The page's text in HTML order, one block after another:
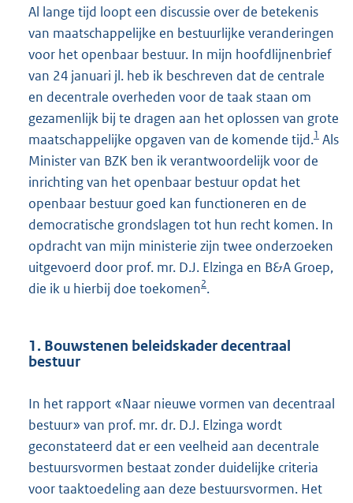
Al lange tijd loopt een discussie over de betekenis
van maatschappelijke en bestuurlijke veranderingen
voor het openbaar bestuur. In mijn hoofdlijnenbrief
van 24 januari jl. heb ik beschreven dat de centrale
en decentrale overheden voor de taak staan om
gezamenlijk bij te dragen aan het oplossen van grote
maatschappelijke opgaven van de komende tijd.1 Als
Minister van BZK ben ik verantwoordelijk voor de
inrichting van het openbaar bestuur opdat het
openbaar bestuur goed kan functioneren en de
democratische grondslagen tot hun recht komen. In
opdracht van mijn ministerie zijn twee onderzoeken
uitgevoerd door prof. mr. D.J. Elzinga en B&A Groep,
die ik u hierbij doe toekomen2.
1. Bouwstenen beleidskader decentraal
bestuur
In het rapport «Naar nieuwe vormen van decentraal
bestuur» van prof. mr. dr. D.J. Elzinga wordt
geconstateerd dat er een veelheid aan decentrale
bestuursvormen bestaat zonder duidelijke criteria
voor taaktoedeling aan deze bestuursvormen. Het